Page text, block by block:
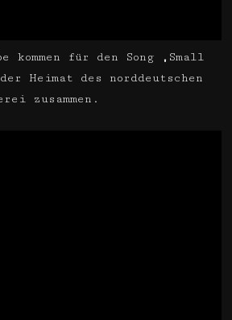
kommen für den Song „Small
Heimat des norddeutschen
zusammen.